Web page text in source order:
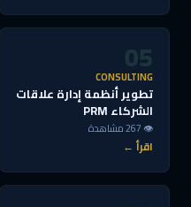
05
CONSULTING
تطوير أنظمة إدارة علاقات
الشركاء PRM
👁 267 مشاهدة
اقرأ ←